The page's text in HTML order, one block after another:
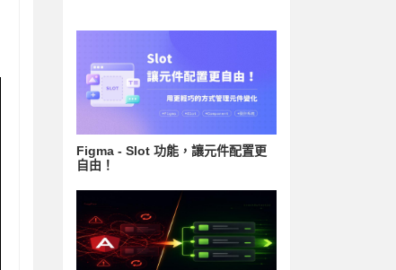
Figma - Slot 功能，讓元件配置更
自由！